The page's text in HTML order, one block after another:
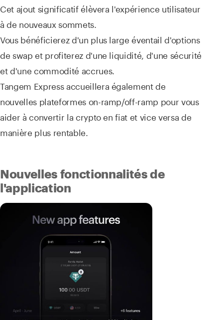
Cet ajout significatif élèvera l'expérience utilisateur
à de nouveaux sommets.
Vous bénéficierez d'un plus large éventail d'options
de swap et profiterez d'une liquidité, d'une sécurité
et d'une commodité accrues.
Tangem Express accueillera également de
nouvelles plateformes on-ramp/off-ramp pour vous
aider à convertir la crypto en fiat et vice versa de
manière plus rentable.
Nouvelles fonctionnalités de
l'application